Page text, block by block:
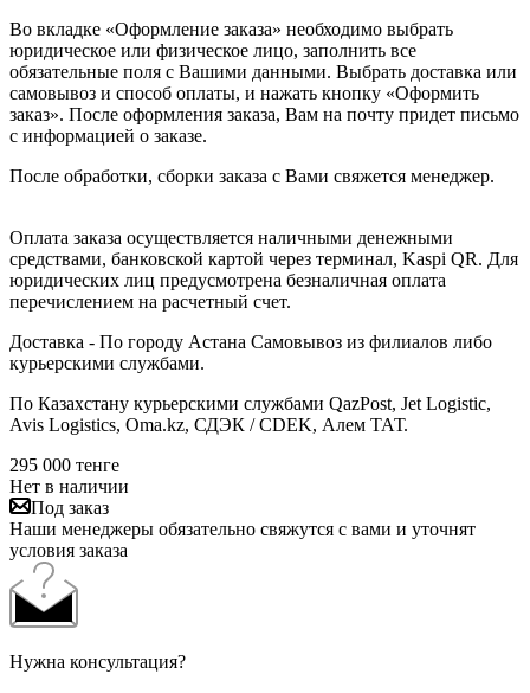
Во вкладке «Оформление заказа» необходимо выбрать
юридическое или физическое лицо, заполнить все
обязательные поля с Вашими данными. Выбрать доставка или
самовывоз и способ оплаты, и нажать кнопку «Оформить
заказ». После оформления заказа, Вам на почту придет письмо
с информацией о заказе.
После обработки, сборки заказа с Вами свяжется менеджер.
Оплата заказа осуществляется наличными денежными
средствами, банковской картой через терминал, Kaspi QR. Для
юридических лиц предусмотрена безналичная оплата
перечислением на расчетный счет.
Доставка - По городу Астана Самовывоз из филиалов либо
курьерскими службами.
По Казахстану курьерскими службами QazPost, Jet Logistic,
Avis Logistics, Oma.kz, СДЭК / CDEK, Алем ТАТ.
295 000 тенге
Нет в наличии
Под заказ
Наши менеджеры обязательно свяжутся с вами и уточнят
условия заказа
Нужна консультация?